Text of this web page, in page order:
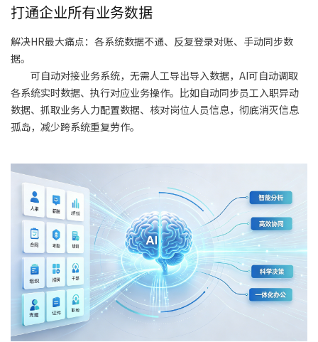
打通企业所有业务数据
解决HR最大痛点：各系统数据不通、反复登录对账、手动同步数
据。
可自动对接业务系统，无需人工导出导入数据，AI可自动调取
各系统实时数据、执行对应业务操作。比如自动同步员工入职异动
数据、抓取业务人力配置数据、核对岗位人员信息，彻底消灭信息
孤岛，减少跨系统重复劳作。